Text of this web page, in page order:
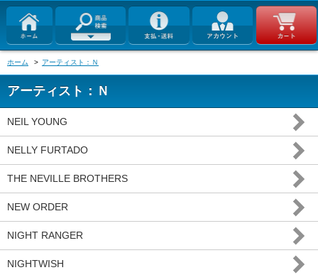
ホーム > アーティスト：Ｎ
アーティスト：Ｎ
NEIL YOUNG
NELLY FURTADO
THE NEVILLE BROTHERS
NEW ORDER
NIGHT RANGER
NIGHTWISH